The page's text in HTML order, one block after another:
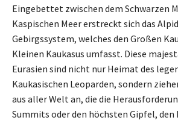
Eingebettet zwischen dem Schwarzen
Kaspischen Meer erstreckt sich das
Gebirgssystem, welches den Großen
Kleinen Kaukasus umfasst. Diese
Eurasien sind nicht nur Heimat des
Kaukasischen Leoparden, sondern
aus aller Welt an, die die
Summits oder den höchsten Gipfel, den